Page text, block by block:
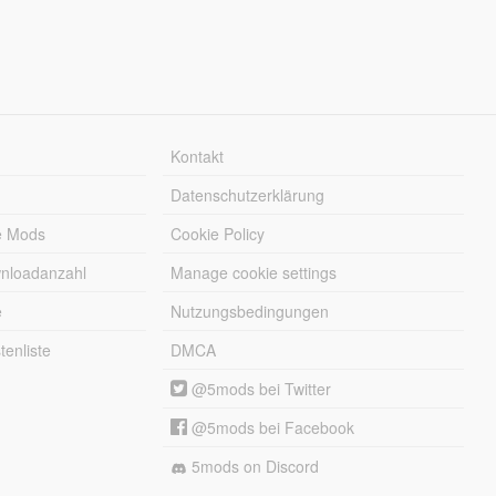
Mods
Kontakt
Datenschutzerklärung
Cookie Policy
Manage cookie settings
Nutzungsbedingungen
DMCA
@5mods bei Twitter
@5mods bei Facebook
5mods on Discord